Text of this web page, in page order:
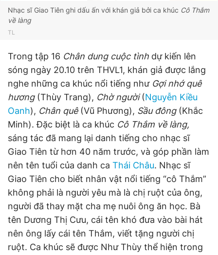
Theo dõi báo trên
Hotline
0906 645 777
Liên hệ quảng cáo
0908 780 404
Đặt báo Quảng cáo RSS Tòa soạn Chính sách bảo
Tổng biên tập: Nguyễn Ngọc Toàn
Phó tổng biên tập thường trực: Hải Thành
Phó tổng biên tập: Lâm Hiếu Dũng
Tổng thư ký tòa soạn: Đức Trung
Giấy phép xuất bản số 110/GP - BTTTT cấp ngày 24.3.2020
© 2003-2026 Bản quyền thuộc về Báo Thanh Niên. Cấm sao
chép dưới mọi hình thức nếu không có sự chấp thuận bằng văn
bản. Phát triển bởi ePi Technologies, JSC.
Nhạc sĩ Giao Tiên ghi dấu ấn với khán giả bởi ca khúc Cô Thắm
về làng
TL
Trong tập 16 Chân dung cuộc tình dự kiến lên
sóng ngày 20.10 trên THVL1, khán giả được lắng
nghe những ca khúc nổi tiếng như Gợi nhớ quê
hương (Thùy Trang), Chờ người(Nguyễn Kiều
Oanh), Chân quê (Vũ Phương), Sầu đông (Khắc
Minh). Đặc biệt là ca khúc Cô Thắm về làng,
sáng tác đã mang lại danh tiếng cho nhạc sĩ
Giao Tiên từ hơn 40 năm trước, và góp phần làm
nên tên tuổi của danh ca Thái Châu. Nhạc sĩ
Giao Tiên cho biết nhân vật nổi tiếng “cô Thắm”
không phải là người yêu mà là chị ruột của ông,
người đã thay mặt cha mẹ nuôi ông ăn học. Bà
tên Dương Thị Cưu, cái tên khó đưa vào bài hát
nên ông lấy cái tên Thắm, viết tặng người chị
ruột. Ca khúc sẽ được Như Thùy thể hiện trong